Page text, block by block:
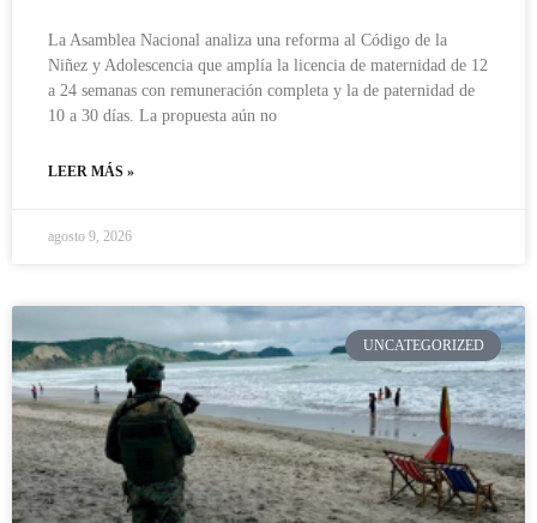
La Asamblea Nacional analiza una reforma al Código de la
Niñez y Adolescencia que amplía la licencia de maternidad de 12
a 24 semanas con remuneración completa y la de paternidad de
10 a 30 días. La propuesta aún no
LEER MÁS »
agosto 9, 2026
UNCATEGORIZED